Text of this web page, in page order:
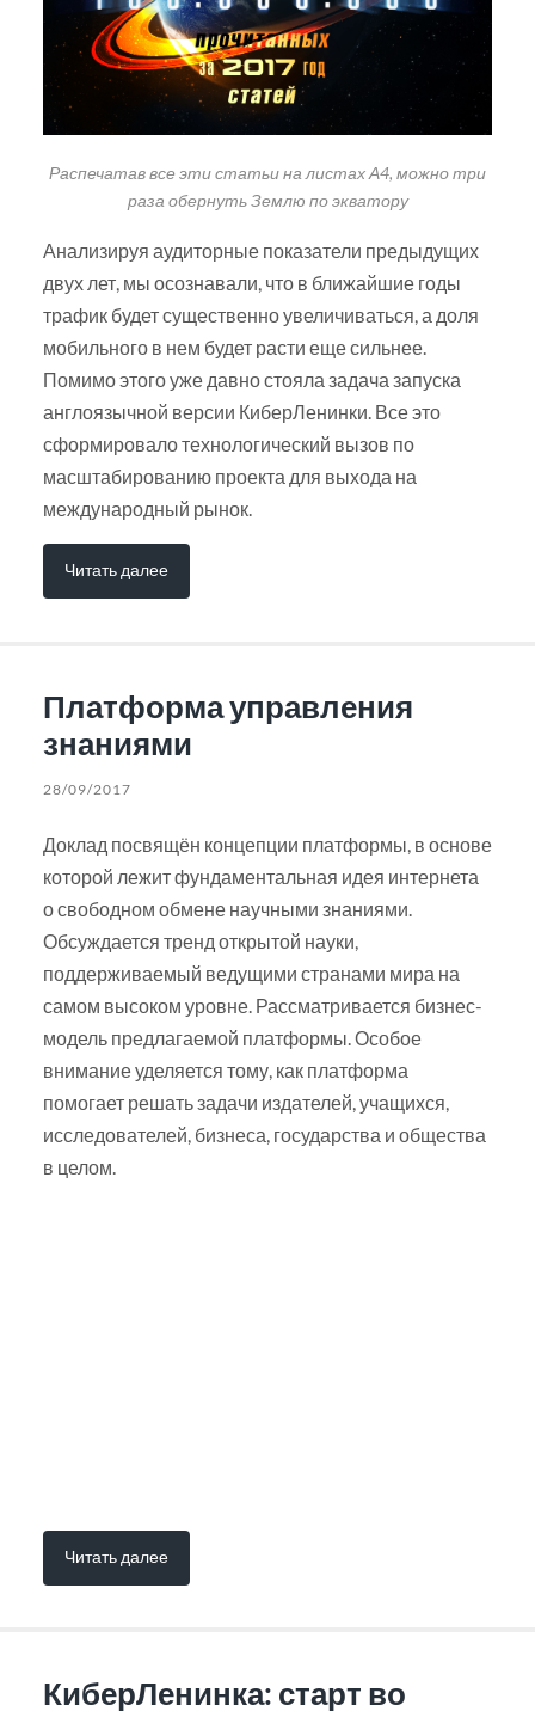
Распечатав все эти статьи на листах А4, можно три
раза обернуть Землю по экватору
Анализируя аудиторные показатели предыдущих
двух лет, мы осознавали, что в ближайшие годы
трафик будет существенно увеличиваться, а доля
мобильного в нем будет расти еще сильнее.
Помимо этого уже давно стояла задача запуска
англоязычной версии КиберЛенинки. Все это
сформировало технологический вызов по
масштабированию проекта для выхода на
международный рынок.
Читать далее
Платформа управления
знаниями
28/09/2017
Доклад посвящён концепции платформы, в основе
которой лежит фундаментальная идея интернета
о свободном обмене научными знаниями.
Обсуждается тренд открытой науки,
поддерживаемый ведущими странами мира на
самом высоком уровне. Рассматривается бизнес-
модель предлагаемой платформы. Особое
внимание уделяется тому, как платформа
помогает решать задачи издателей, учащихся,
исследователей, бизнеса, государства и общества
в целом.
Читать далее
КиберЛенинка: старт во